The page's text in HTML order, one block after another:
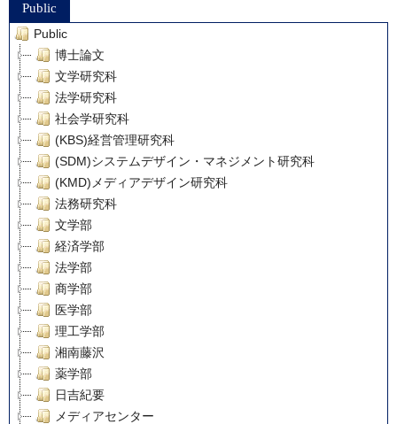
Public
Public
博士論文
文学研究科
法学研究科
社会学研究科
(KBS)経営管理研究科
(SDM)システムデザイン・マネジメント研究科
(KMD)メディアデザイン研究科
法務研究科
文学部
経済学部
法学部
商学部
医学部
理工学部
湘南藤沢
薬学部
日吉紀要
メディアセンター